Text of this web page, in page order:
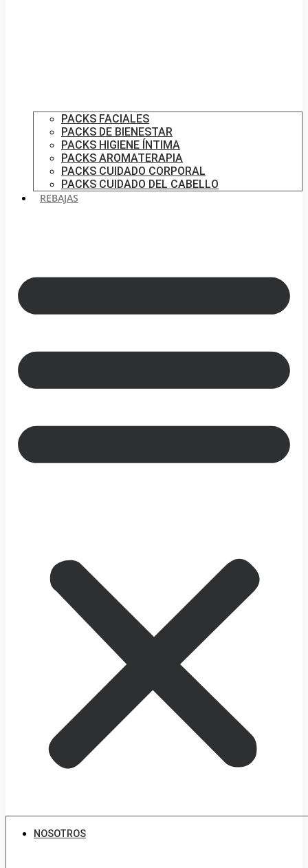
PACKS FACIALES
PACKS DE BIENESTAR
PACKS HIGIENE ÍNTIMA
PACKS AROMATERAPIA
PACKS CUIDADO CORPORAL
PACKS CUIDADO DEL CABELLO
REBAJAS
NOSOTROS